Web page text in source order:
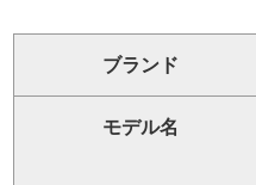
ブランド
モデル名